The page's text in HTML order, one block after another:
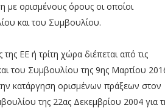
ορισμένους όρους οι οποίοι
και του Συμβουλίου.
ΕΕ ή τρίτη χώρα διέπεται από τις
του Συμβουλίου της 9ης Μαρτίου
κατάργηση ορισμένων πράξεων στον
της 22ας Δεκεμβρίου 2004 για